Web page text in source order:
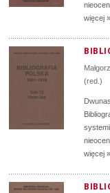
więcej »
(red.)
więcej »